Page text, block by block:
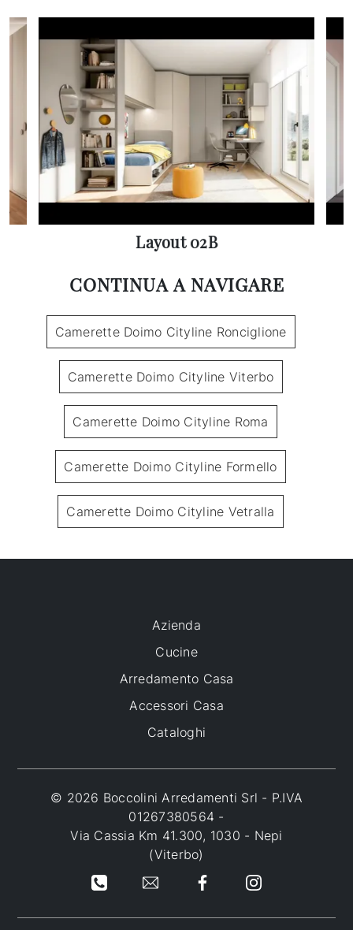
Layout 02B
CONTINUA A NAVIGARE
Camerette Doimo Cityline Ronciglione
Camerette Doimo Cityline Viterbo
Camerette Doimo Cityline Roma
Camerette Doimo Cityline Formello
Camerette Doimo Cityline Vetralla
Azienda
Cucine
Arredamento Casa
Accessori Casa
Cataloghi
© 2026 Boccolini Arredamenti Srl - P.IVA
01267380564 -
Via Cassia Km 41.300, 1030 - Nepi
(Viterbo)